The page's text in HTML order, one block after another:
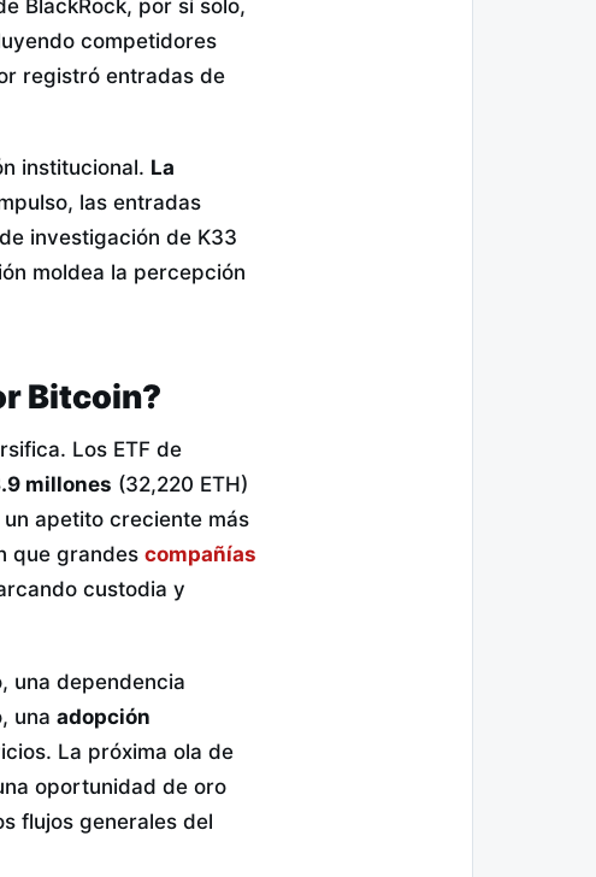
BlackRock, por sí solo,
competidores
registró entradas de
institucional. La
las entradas
investigación de K33
moldea la percepción
Bitcoin?
Los ETF de
millones (32,220 ETH)
un apetito creciente más
que grandes compañías
custodia y
una dependencia
una adopción
La próxima ola de
oportunidad de oro
flujos generales del